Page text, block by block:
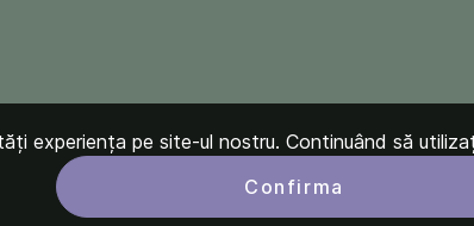
experiența pe site-ul nostru. Continuând să
Confirma